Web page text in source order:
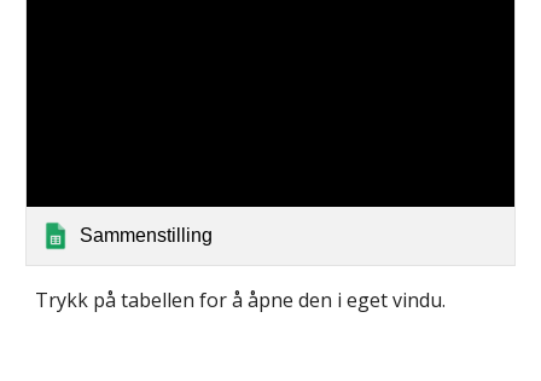
Sammenstilling
Trykk på tabellen for å åpne den i eget vindu.